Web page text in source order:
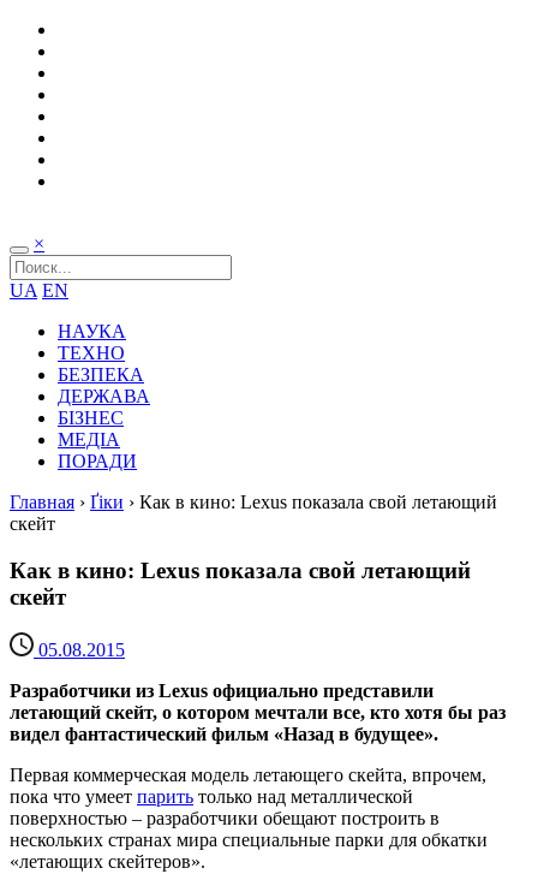
×
UA EN
НАУКА
ТЕХНО
БЕЗПЕКА
ДЕРЖАВА
БІЗНЕС
МЕДІА
ПОРАДИ
Главная › Ґіки › Как в кино: Lexus показала свой летающий
скейт
Как в кино: Lexus показала свой летающий
скейт
05.08.2015
Разработчики из Lexus официально представили
летающий скейт, о котором мечтали все, кто хотя бы раз
видел фантастический фильм «Назад в будущее».
Первая коммерческая модель летающего скейта, впрочем,
пока что умеет парить только над металлической
поверхностью – разработчики обещают построить в
нескольких странах мира специальные парки для обкатки
«летающих скейтеров».